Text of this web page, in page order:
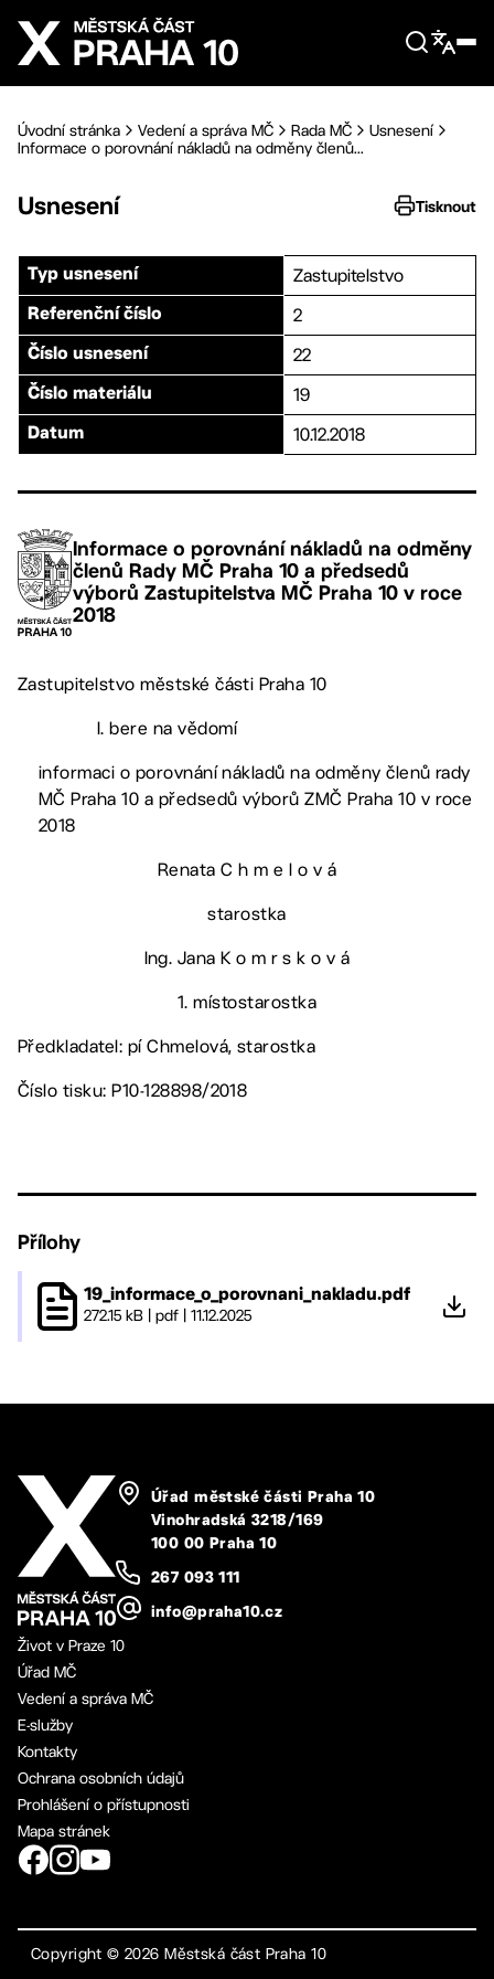
Přejít na hlavní obsah
Úvodní stránka Vedení a správa MČ Rada MČ
Usnesení
Informace o porovnání nákladů na odměny členů...
Usnesení Tisknout
Typ usnesení Zastupitelstvo
Referenční číslo 2
Číslo usnesení 22
Číslo materiálu 19
Datum 10.12.2018
Informace o porovnání nákladů na odměny
členů Rady MČ Praha 10 a předsedů
výborů Zastupitelstva MČ Praha 10 v roce
2018
Zastupitelstvo městské části Praha 10
I. bere na vědomí
informaci o porovnání nákladů na odměny členů rady
MČ Praha 10 a předsedů výborů ZMČ Praha 10 v roce
2018
Renata C h m e l o v á
starostka
Ing. Jana K o m r s k o v á
1. místostarostka
Předkladatel: pí Chmelová, starostka
Číslo tisku: P10-128898/2018
Přílohy
19_informace_o_porovnani_nakladu.pdf
272.15 kB pdf 11.12.2025
Úřad městské části Praha 10
Vinohradská 3218/169
100 00 Praha 10
267 093 111
info@praha10.cz
Život v Praze 10
Úřad MČ
Vedení a správa MČ
E-služby
Kontakty
Ochrana osobních údajů
Prohlášení o přístupnosti
Mapa stránek
Copyright ©2026 Městská část Praha 10